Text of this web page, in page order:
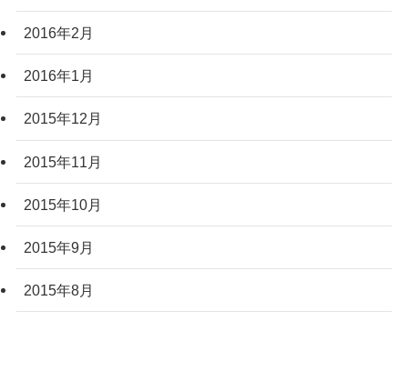
2016年2月
2016年1月
2015年12月
2015年11月
2015年10月
2015年9月
2015年8月